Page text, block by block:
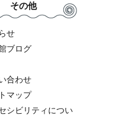
その他
せ
ブログ
合わせ
マップ
シビリティについ